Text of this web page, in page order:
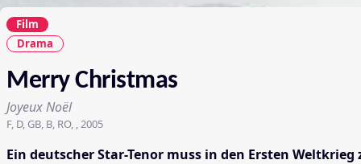
Film
Drama
Merry Christmas
Joyeux Noël
F, D, GB, B, RO, , 2005
Ein deutscher Star-Tenor muss in den Ersten